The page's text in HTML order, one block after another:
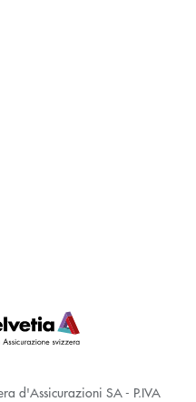
d'Assicurazioni SA - P.IVA